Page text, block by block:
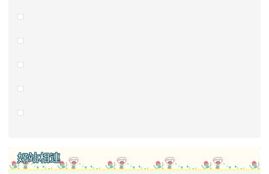
好站相連